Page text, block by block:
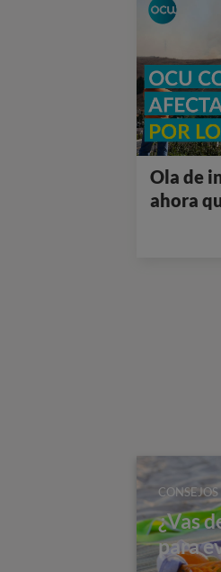
Ola de
ahora
CONSEJOS
¿Vas
para